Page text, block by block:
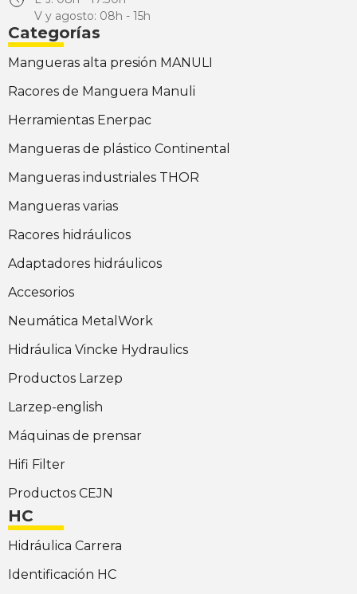
V y agosto: 08h - 15h
Categorías
Mangueras alta presión MANULI
Racores de Manguera Manuli
Herramientas Enerpac
Mangueras de plástico Continental
Mangueras industriales THOR
Mangueras varias
Racores hidráulicos
Adaptadores hidráulicos
Accesorios
Neumática MetalWork
Hidráulica Vincke Hydraulics
Productos Larzep
Larzep-english
Máquinas de prensar
Hifi Filter
Productos CEJN
HC
Hidráulica Carrera
Identificación HC